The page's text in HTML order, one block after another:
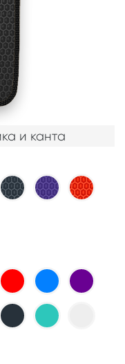
и канта